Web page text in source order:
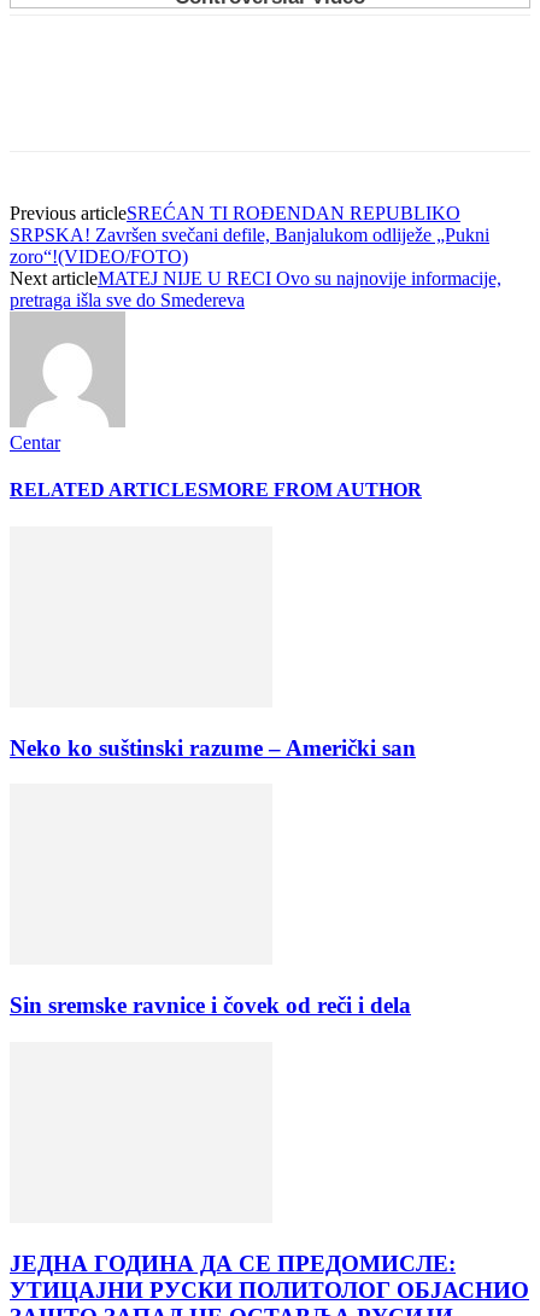
Previous articleSREĆAN TI ROĐENDAN REPUBLIKO
SRPSKA! Završen svečani defile, Banjalukom odliježe „Pukni
zoro“!(VIDEO/FOTO)
Next articleMATEJ NIJE U RECI Ovo su najnovije informacije,
pretraga išla sve do Smedereva
Centar
RELATED ARTICLESMORE FROM AUTHOR
Neko ko suštinski razume – Američki san
Sin sremske ravnice i čovek od reči i dela
ЈЕДНА ГОДИНА ДА СЕ ПРЕДОМИСЛЕ:
УТИЦАЈНИ РУСКИ ПОЛИТОЛОГ ОБЈАСНИО